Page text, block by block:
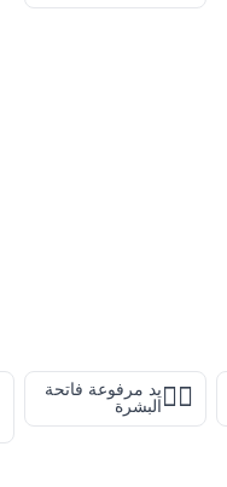
✋🏻يد مرفوعة فاتحة
البشرة